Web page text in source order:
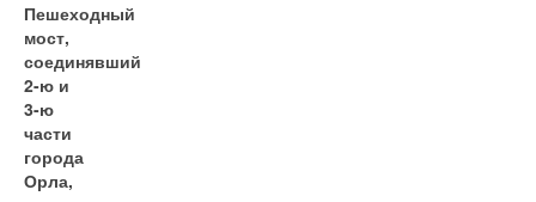
Пешеходный
мост,
соединявший
2-ю и
3-ю
части
города
Орла,